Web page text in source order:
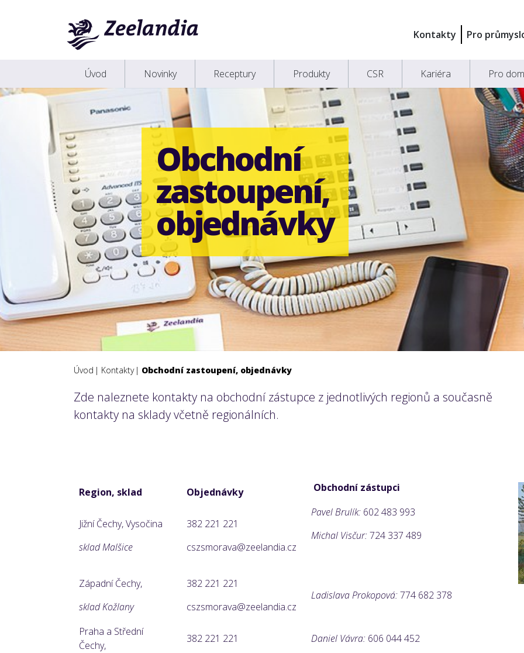
Kontakty Pro
Úvod Novinky Receptury Produkty CSR Kariéra Pro
Obchodní
zastoupení,
objednávky
Úvod Kontakty Obchodní zastoupení, objednávky
Zde naleznete kontakty na obchodní zástupce z jednotlivých regionů a současně
kontakty na sklady včetně regionálních.
Region, sklad Objednávky Obchodní zástupci
Jižní Čechy, Vysočina
sklad Malšice
382 221 221
cszsmorava@zeelandia.cz
Pavel Brulík: 602 483 993
Michal Visčur:724 337 489
Západní Čechy,
sklad Kožlany
382 221 221
cszsmorava@zeelandia.cz
Ladislava Prokopová:774 682 378
Praha a Střední
Čechy,
382 221 221
Daniel Vávra: 606 044 452